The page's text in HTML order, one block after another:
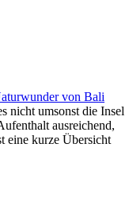
von Bali
nicht umsonst die Insel
ausreichend,
eine kurze Übersicht